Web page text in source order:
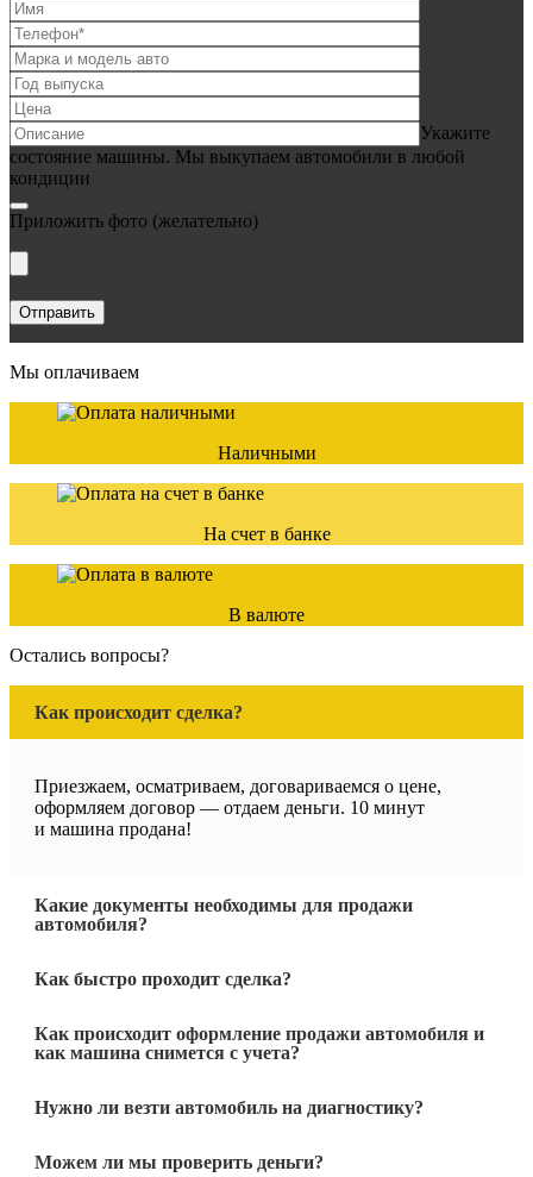
Укажите
состояние машины. Мы выкупаем автомобили в любой
кондиции
Приложить фото (желательно)
Мы оплачиваем
Наличными
На счет в банке
В валюте
Остались вопросы?
Как происходит сделка?
Приезжаем, осматриваем, договариваемся о цене,
оформляем договор — отдаем деньги. 10 минут
и машина продана!
Какие документы необходимы для продажи
автомобиля?
Как быстро проходит сделка?
Как происходит оформление продажи автомобиля и
как машина снимется с учета?
Нужно ли везти автомобиль на диагностику?
Можем ли мы проверить деньги?